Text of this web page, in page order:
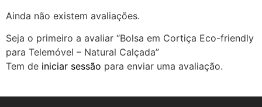
Ainda não existem avaliações.
Seja o primeiro a avaliar “Bolsa em Cortiça Eco-friendly
para Telemóvel – Natural Calçada”
Tem de iniciar sessão para enviar uma avaliação.